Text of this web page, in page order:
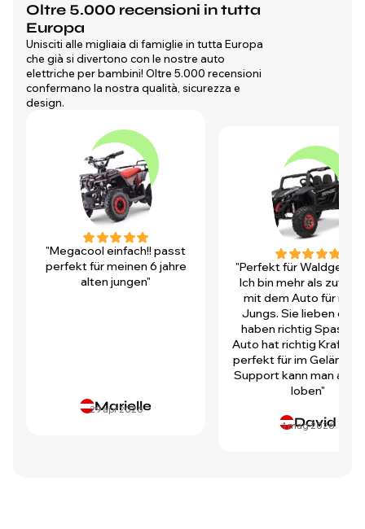
Oltre 5.000 recensioni in tutta
Europa
Unisciti alle migliaia di famiglie in tutta Europa
che già si divertono con le nostre auto
elettriche per bambini! Oltre 5.000 recensioni
confermano la nostra qualità, sicurezza e
design.
"Megacool einfach!! passt
perfekt für meinen 6 jahre
alten jungen"
Marielle
29 apr 2026
"Perfekt für
Ich bin mehr als
mit dem Auto für
Jungs. Sie lieben es
haben richtig Spass!
Auto hat richtig Kraft
perfekt für im Gelände.
Support kann man auch
loben"
David
1 mag 2026